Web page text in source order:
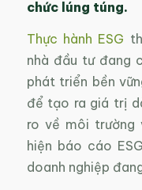
chức lúng túng.
Thực hành ESG
nhà đầu tư đang
phát triển bền
để tạo ra giá trị
ro về môi trường
hiện báo cáo
doanh nghiệp